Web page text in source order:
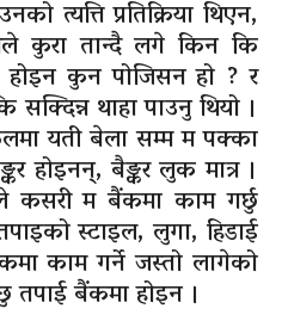
त्यत्ति प्रतिक्रिया थिएन,
कुरा तान्दै लगे किन कि
होइन कुन पोजिसन हो ? र
थाहा पाउनु थियो ।
यती बेला सम्म म पक्का
होइनन्,बैङ्करलुक मात्र ।
कसरी म बैंकमा काम गर्छु
स्टाइल, लुगा, हिडाई
काम गर्ने जस्तो लागेको
तपाई बैंकमा होइन ।